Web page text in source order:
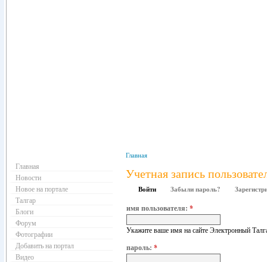
Главная
Учетная запись
Войти Забыли пароль?
имя пользователя: *
Укажите ваше имя на сайте Электронный
пароль: *
Главная
Новости
Новое на портале
Талгар
Блоги
Форум
Фотографии
Добавить на портал
Видео